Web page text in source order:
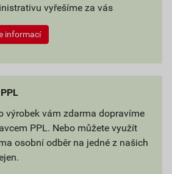
vyřešíme za vás
informací
výrobek vám zdarma dopravíme
PPL. Nebo můžete využít
osobní odběr na jedné z našich